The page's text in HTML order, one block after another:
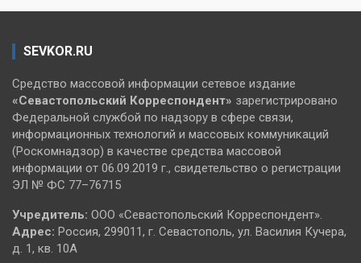
SEVKOR.RU
Средство массовой информации сетевое издание
«Севастопольский Корреспондент» зарегистрировано
Федеральной службой по надзору в сфере связи,
информационных технологий и массовых коммуникаций
(Роскомнадзор) в качестве средства массовой
информации от 06.09.2019 г., свидетельство о регистрации
ЭЛ № ФС 77–76715
Учредитель: ООО «Севастопольский Корреспондент».
Адрес: Россия, 299011, г. Севастополь, ул. Василия Кучера,
д. 1, кв. 10А